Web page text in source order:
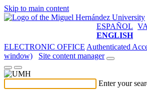
Skip to main content
ESPAÑOL
ENGLISH
ELECTRONIC OFFICE Authenticated
window)
Site content manager
Enter your